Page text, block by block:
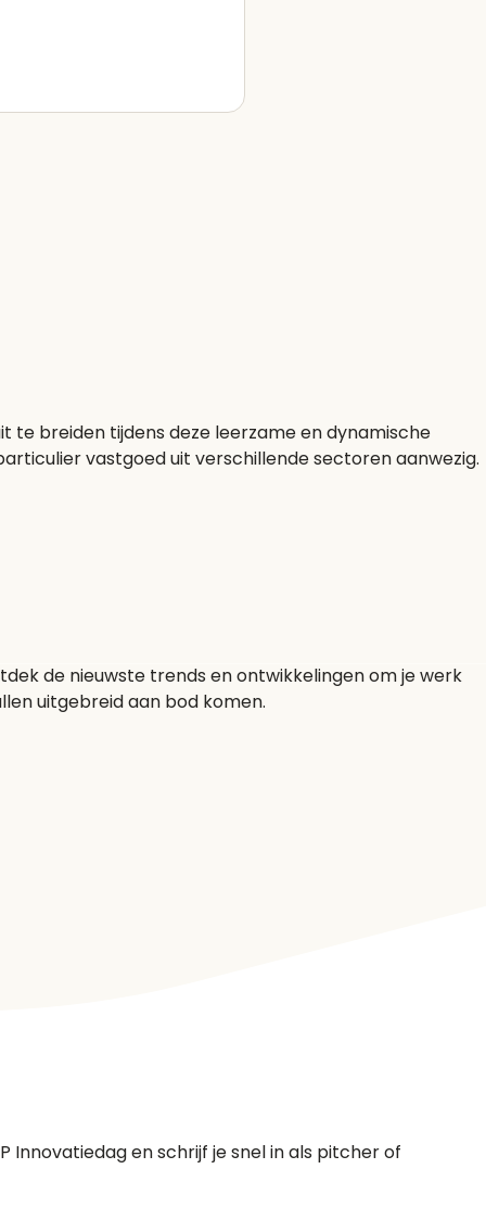
te breiden tijdens deze leerzame en dynamische
vastgoed uit verschillende sectoren aanwezig.
de nieuwste trends en ontwikkelingen om je werk
uitgebreid aan bod komen.
Innovatiedag en schrijf je snel in als pitcher of